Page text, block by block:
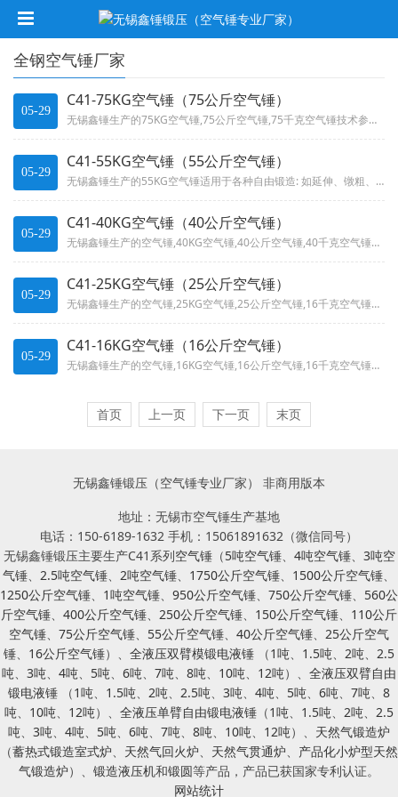
全钢空气锤厂家
05-29
C41-75KG空气锤（75公斤空气锤）
无锡鑫锤生产的75KG空气锤,75公斤空气锤,75千克空气锤技术参数适用于各种自由锻造: 如延伸、镦粗、冲孔、剪切、 锻...
05-29
C41-55KG空气锤（55公斤空气锤）
无锡鑫锤生产的55KG空气锤适用于各种自由锻造: 如延伸、镦粗、冲孔、剪切、 锻焊、扭转、弯曲等。可应用于模锻锤的预锻工...
05-29
C41-40KG空气锤（40公斤空气锤）
无锡鑫锤生产的空气锤,40KG空气锤,40公斤空气锤,40千克空气锤技术参数适用于各种自由锻造: 如延伸、镦粗、冲孔、剪...
05-29
C41-25KG空气锤（25公斤空气锤）
无锡鑫锤生产的空气锤,25KG空气锤,25公斤空气锤,16千克空气锤技术参数适用于各种自由锻造: 如延伸、镦粗、冲孔、剪...
05-29
C41-16KG空气锤（16公斤空气锤）
无锡鑫锤生产的空气锤,16KG空气锤,16公斤空气锤,16千克空气锤技术参数适用于各种自由锻造: 如延伸、镦粗、冲孔、剪...
首页 上一页 下一页 末页
无锡鑫锤锻压（空气锤专业厂家） 非商用版本
地址：无锡市空气锤生产基地
电话：150-6189-1632 手机：15061891632（微信同号）
无锡鑫锤锻压主要生产C41系列空气锤（5吨空气锤、 4吨空气锤、 3吨空
气锤、 2.5吨空气锤、 2吨空气锤、 1750公斤空气锤、 1500公斤空气锤、
1250公斤空气锤、 1吨空气锤、 950公斤空气锤、 750公斤空气锤、 560公
斤空气锤、 400公斤空气锤、 250公斤空气锤、 150公斤空气锤、 110公斤
空气锤、 75公斤空气锤、 55公斤空气锤、 40公斤空气锤、 25公斤空气
锤、 16公斤空气锤）、 全液压双臂模锻电液锤 （1吨、 1.5吨、 2吨、 2.5
吨、 3吨、 4吨、 5吨、 6吨、 7吨、 8吨、 10吨、 12吨）、 全液压双臂自由
锻电液锤 （1吨、 1.5吨、 2吨、 2.5吨、 3吨、 4吨、 5吨、 6吨、 7吨、 8
吨、 10吨、 12吨）、 全液压单臂自由锻电液锤 （1吨、 1.5吨、 2吨、 2.5
吨、 3吨、 4吨、 5吨、 6吨、 7吨、 8吨、 10吨、 12吨）、 天然气锻造炉
（蓄热式锻造室式炉、 天然气回火炉、 天然气贯通炉、 产品化小炉型天然
气锻造炉）、 锻造液压机和锻圆等产品，产品已获国家专利认证。
网站统计